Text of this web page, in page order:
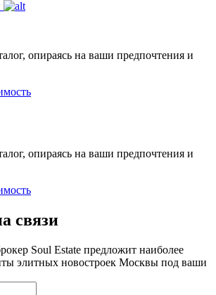
опираясь на ваши предпочтения и
опираясь на ваши предпочтения и
связи
Soul Estate предложит наиболее
элитных новостроек Москвы под ваши